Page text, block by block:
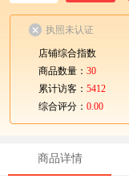
执照未认证
店铺综合指数
商品数量： 30
累计访客： 5412
综合评分： 0.00
商品详情